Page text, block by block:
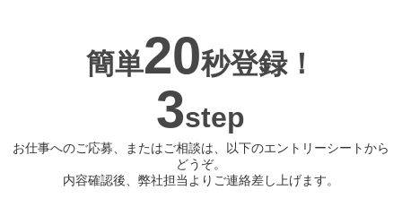
簡単20秒登録！
3step
お仕事へのご応募、またはご相談は、以下のエントリーシートから
どうぞ。
内容確認後、弊社担当よりご連絡差し上げます。